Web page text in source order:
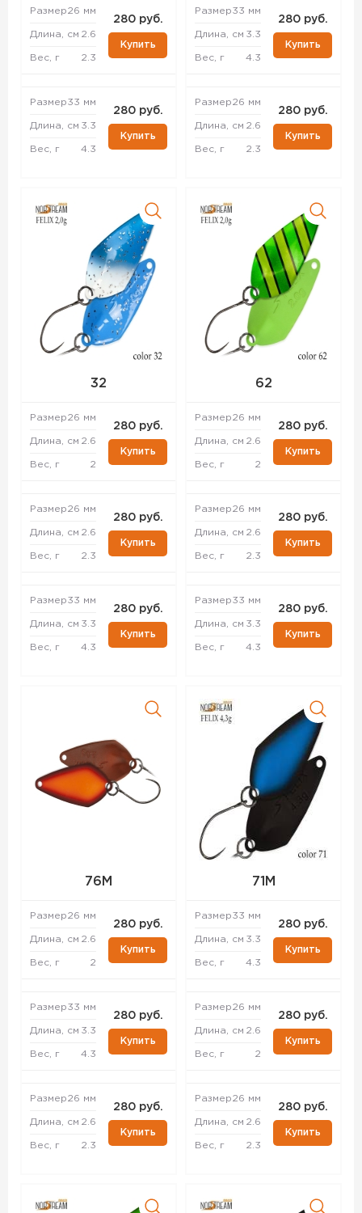
Размер26 мм
Длина, см 2.6
Вес, г 2.3
280 руб.
Купить
Размер33 мм
Длина, см 3.3
Вес, г 4.3
280 руб.
Купить
Размер33 мм
Длина, см 3.3
Вес, г 4.3
280 руб.
Купить
Размер26 мм
Длина, см 2.6
Вес, г 2.3
280 руб.
Купить
32
Размер26 мм
Длина, см 2.6
Вес, г 2
280 руб.
Купить
Размер26 мм
Длина, см 2.6
Вес, г 2.3
280 руб.
Купить
Размер33 мм
Длина, см 3.3
Вес, г 4.3
280 руб.
Купить
62
Размер26 мм
Длина, см 2.6
Вес, г 2
280 руб.
Купить
Размер26 мм
Длина, см 2.6
Вес, г 2.3
280 руб.
Купить
Размер33 мм
Длина, см 3.3
Вес, г 4.3
280 руб.
Купить
76M
Размер26 мм
Длина, см 2.6
Вес, г 2
280 руб.
Купить
Размер33 мм
Длина, см 3.3
Вес, г 4.3
280 руб.
Купить
Размер26 мм
Длина, см 2.6
Вес, г 2.3
280 руб.
Купить
71M
Размер33 мм
Длина, см 3.3
Вес, г 4.3
280 руб.
Купить
Размер26 мм
Длина, см 2.6
Вес, г 2
280 руб.
Купить
Размер26 мм
Длина, см 2.6
Вес, г 2.3
280 руб.
Купить